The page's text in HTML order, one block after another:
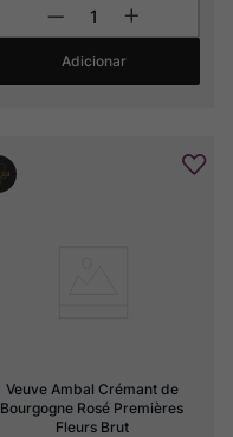
Adicionar
Veuve Ambal Crémant de
Bourgogne Rosé Premières
Fleurs Brut